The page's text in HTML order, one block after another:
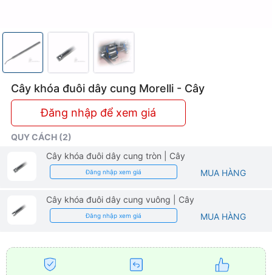
Cây khóa đuôi dây cung Morelli - Cây
Đăng nhập để xem giá
QUY CÁCH (2)
Cây khóa đuôi dây cung tròn
| Cây
Đăng nhập xem giá MUA HÀNG
Cây khóa đuôi dây cung vuông | Cây
Đăng nhập xem giá MUA HÀNG